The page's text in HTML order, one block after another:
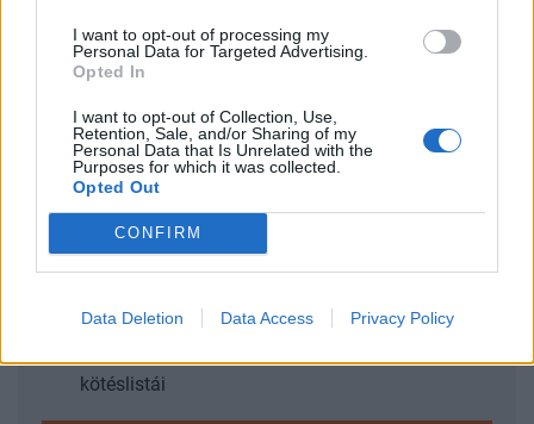
I want to opt-out of processing my
Personal Data for Targeted Advertising.
Opted In
I want to opt-out of Collection, Use,
Retention, Sale, and/or Sharing of my
Personal Data that Is Unrelated with the
Purposes for which it was collected.
Opted Out
CONFIRM
Data Deletion Data Access Privacy Policy
Madár Istvántól! Új lehetőség a Checklistben: ha szerinted
van olyan gazdasági téma...
KEDVES OLVASÓNK!
A keresett cikk a portfolio.hu hírarchívumához
tartozik, melynek olvasása előfizetéses
regisztrációhoz kötött.
Portfolio.hu teljes cikkarchívum
kötéslistái